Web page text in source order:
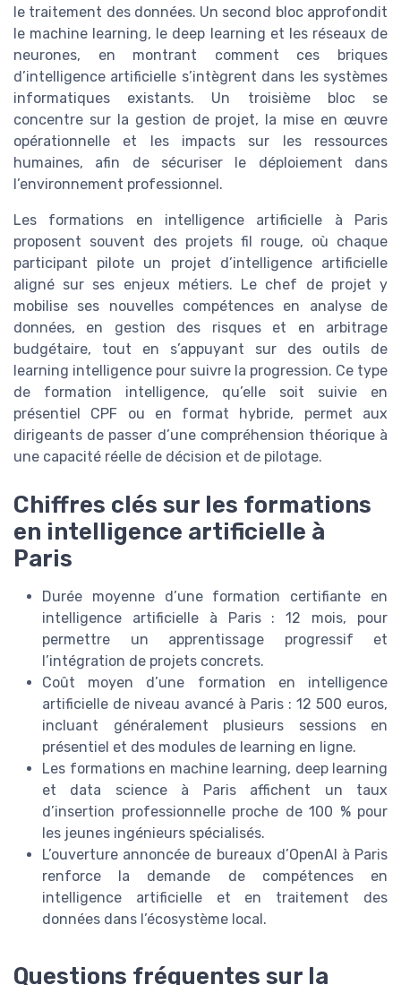
le traitement des données. Un second bloc approfondit
le machine learning, le deep learning et les réseaux de
neurones, en montrant comment ces briques
d’intelligence artificielle s’intègrent dans les systèmes
informatiques existants. Un troisième bloc se
concentre sur la gestion de projet, la mise en œuvre
opérationnelle et les impacts sur les ressources
humaines, afin de sécuriser le déploiement dans
l’environnement professionnel.
Les formations en intelligence artificielle à Paris
proposent souvent des projets fil rouge, où chaque
participant pilote un projet d’intelligence artificielle
aligné sur ses enjeux métiers. Le chef de projet y
mobilise ses nouvelles compétences en analyse de
données, en gestion des risques et en arbitrage
budgétaire, tout en s’appuyant sur des outils de
learning intelligence pour suivre la progression. Ce type
de formation intelligence, qu’elle soit suivie en
présentiel CPF ou en format hybride, permet aux
dirigeants de passer d’une compréhension théorique à
une capacité réelle de décision et de pilotage.
Chiffres clés sur les formations
en intelligence artificielle à
Paris
Durée moyenne d’une formation certifiante en
intelligence artificielle à Paris : 12 mois, pour
permettre un apprentissage progressif et
l’intégration de projets concrets.
Coût moyen d’une formation en intelligence
artificielle de niveau avancé à Paris : 12 500 euros,
incluant généralement plusieurs sessions en
présentiel et des modules de learning en ligne.
Les formations en machine learning, deep learning
et data science à Paris affichent un taux
d’insertion professionnelle proche de 100 % pour
les jeunes ingénieurs spécialisés.
L’ouverture annoncée de bureaux d’OpenAI à Paris
renforce la demande de compétences en
intelligence artificielle et en traitement des
données dans l’écosystème local.
Questions fréquentes sur la